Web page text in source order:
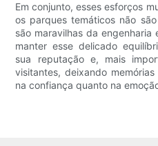
Em conjunto, esses esforços
os parques temáticos não
são maravilhas da
manter esse delicado
sua reputação e, mais
visitantes, deixando
na confiança quanto na